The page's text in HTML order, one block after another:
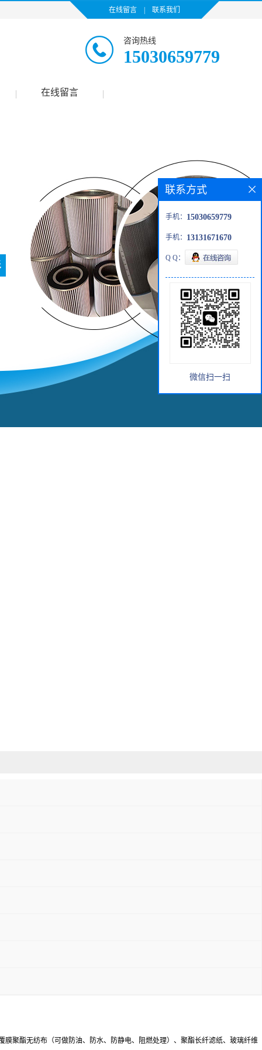
在线留言 联系我们
咨询热线
15030659779
在线留言
聚酯无纺布（可做防油、防水、防静电、阻燃处理）、聚酯长纤滤纸、玻璃纤维
联系方式
手机： 15030659779
手机： 13131671670
Q Q：
微信扫一扫